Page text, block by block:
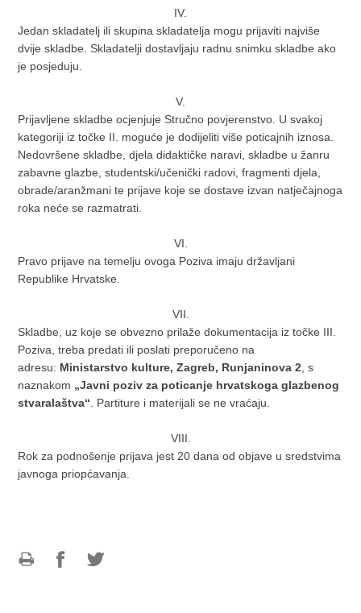
IV.
Jedan skladatelj ili skupina skladatelja mogu prijaviti najviše
dvije skladbe. Skladatelji dostavljaju radnu snimku skladbe ako
je posjeduju.
V.
Prijavljene skladbe ocjenjuje Stručno povjerenstvo. U svakoj
kategoriji iz točke II. moguće je dodijeliti više poticajnih iznosa.
Nedovršene skladbe, djela didaktičke naravi, skladbe u žanru
zabavne glazbe, studentski/učenički radovi, fragmenti djela,
obrade/aranžmani te prijave koje se dostave izvan natječajnoga
roka neće se razmatrati.
VI.
Pravo prijave na temelju ovoga Poziva imaju državljani
Republike Hrvatske.
VII.
Skladbe, uz koje se obvezno prilaže dokumentacija iz točke III.
Poziva, treba predati ili poslati preporučeno na
adresu: Ministarstvo kulture, Zagreb, Runjaninova 2 , s
naznakom „Javni poziv za poticanje hrvatskoga glazbenog
stvaralaštva“ . Partiture i materijali se ne vraćaju.
VIII.
Rok za podnošenje prijava jest 20 dana od objave u sredstvima
javnoga priopćavanja.